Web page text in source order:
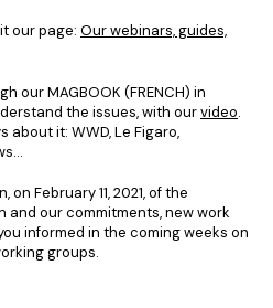
our page: Our webinars, guides,
our MAGBOOK (FRENCH) in
the issues, with ourvideo.
it: WWD, Le Figaro,
February 11, 2021, of the
our commitments, new work
informed in the coming weeks on
groups.